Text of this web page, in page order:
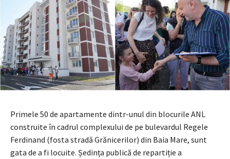
Primele 50 de apartamente dintr-unul din blocurile ANL
construite în cadrul complexului de pe bulevardul Regele
Ferdinand (fosta stradă Grănicerilor) din Baia Mare, sunt
gata de a fi locuite. Ședința publică de repartiție a